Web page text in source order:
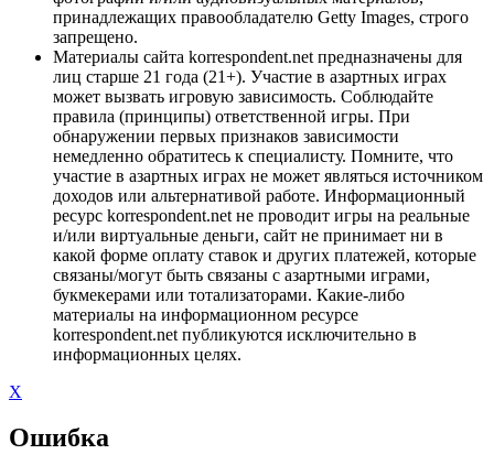
принадлежащих правообладателю Getty Images, строго
запрещено.
Материалы сайта korrespondent.net предназначены для
лиц старше 21 года (21+). Участие в азартных играх
может вызвать игровую зависимость. Соблюдайте
правила (принципы) ответственной игры. При
обнаружении первых признаков зависимости
немедленно обратитесь к специалисту. Помните, что
участие в азартных играх не может являться источником
доходов или альтернативой работе. Информационный
ресурс korrespondent.net не проводит игры на реальные
и/или виртуальные деньги, сайт не принимает ни в
какой форме оплату ставок и других платежей, которые
связаны/могут быть связаны с азартными играми,
букмекерами или тотализаторами. Какие-либо
материалы на информационном ресурсе
korrespondent.net публикуются исключительно в
информационных целях.
X
Ошибка